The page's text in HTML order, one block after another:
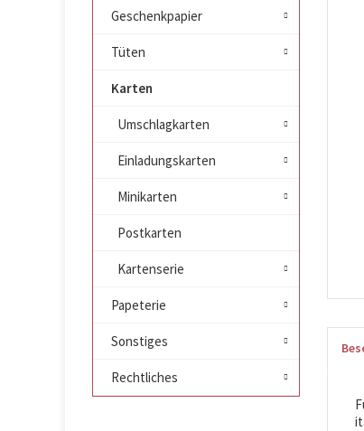
Geschenkpapier
Tüten
Karten
Umschlagkarten
Einladungskarten
Minikarten
Postkarten
Kartenserie
Papeterie
Sonstiges
Rechtliches